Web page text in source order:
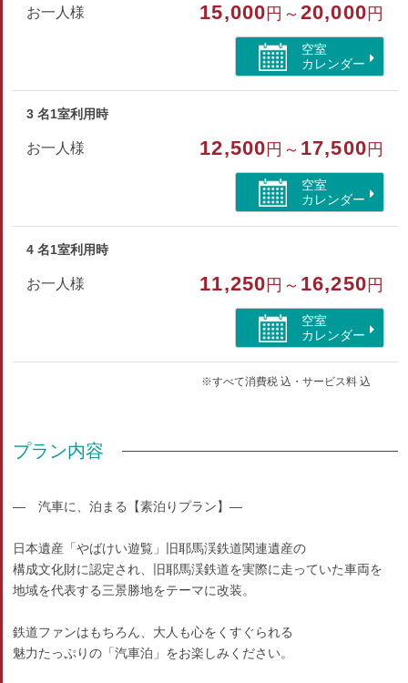
洋室（フォース）
バス/トイレ/離れ/禁煙/インターネットができる部屋/洗
浄機付トイレ
お一人様 15,000 円～20,000 円
空室
カレンダー
3 名1室利用時
お一人様 12,500 円～ 17,500 円
空室
カレンダー
4 名1室利用時
お一人様 11,250 円～ 16,250 円
空室
カレンダー
※すべて消費税 込・サービス料 込
プラン内容
― 汽車に、泊まる【素泊りプラン】―
日本遺産「やばけい遊覧」旧耶馬渓鉄道関連遺産の
構成文化財に認定され、旧耶馬渓鉄道を実際に走っていた車両を
地域を代表する三景勝地をテーマに改装。
鉄道ファンはもちろん、大人も心をくすぐられる
魅力たっぷりの「汽車泊」をお楽しみください。